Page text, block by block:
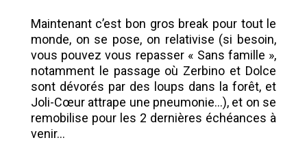
Maintenant c’est bon gros break pour tout le
monde, on se pose, on relativise (si besoin,
vous pouvez vous repasser « Sans famille »,
notamment le passage où Zerbino et Dolce
sont dévorés par des loups dans la forêt, et
Joli-Cœur attrape une pneumonie…), et on se
remobilise pour les 2 dernières échéances à
venir…